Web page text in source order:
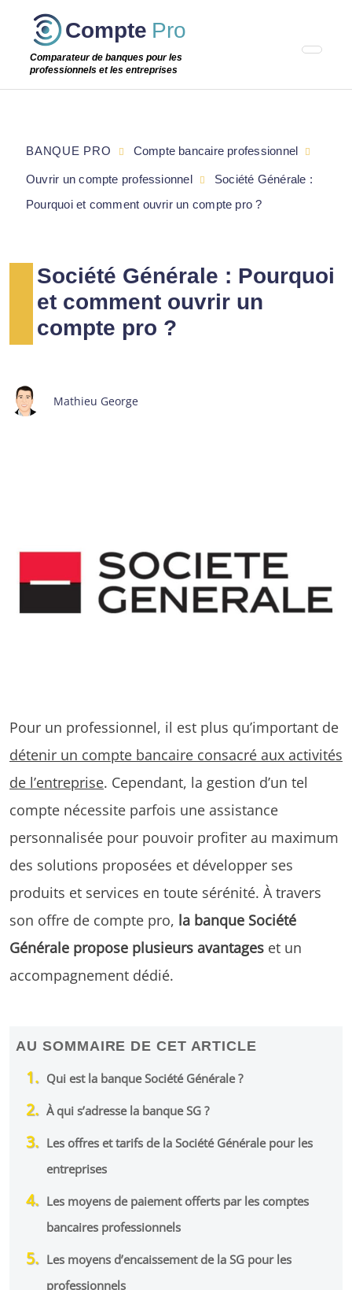
Passer
étape
Compte Pro
Comparateur de banques pour les
professionnels et les entreprises
Société Générale : Pourquoi
et comment ouvrir un
compte pro ?
Mathieu George
Pour un professionnel, il est plus qu’important de
détenir un compte bancaire consacré aux activités
de l’entreprise. Cependant, la gestion d’un tel
compte nécessite parfois une assistance
personnalisée pour pouvoir profiter au maximum
des solutions proposées et développer ses
produits et services en toute sérénité. À travers
son offre de compte pro, la banque Société
Générale propose plusieurs avantages et un
accompagnement dédié.
AU SOMMAIRE DE CET ARTICLE
Qui est la banque Société Générale ?
À qui s’adresse la banque SG ?
Les offres et tarifs de la Société Générale pour les
entreprises
Les moyens de paiement offerts par les comptes
bancaires professionnels
Les moyens d’encaissement de la SG pour les
professionnels
BANQUE PRO Compte bancaire professionnel
Ouvrir un compte professionnel
Société Générale :
Pourquoi et comment ouvrir un compte pro ?